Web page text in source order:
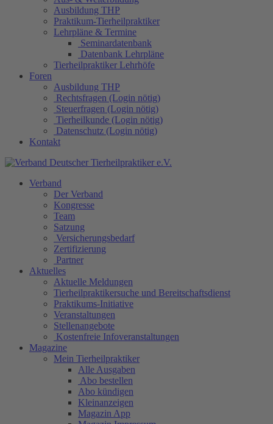
Ausbildung THP
Praktikum-Tierheilpraktiker
Lehrpläne & Termine
Seminardatenbank
Datenbank Lehrpläne
Tierheilpraktiker Lehrhöfe
Foren
Ausbildung THP
Rechtsfragen (Login nötig)
Steuerfragen (Login nötig)
Tierheilkunde (Login nötig)
Datenschutz (Login nötig)
Kontakt
Verband
Der Verband
Kongresse
Team
Satzung
Versicherungsbedarf
Zertifizierung
Partner
Aktuelles
Aktuelle Meldungen
Tierheilpraktikersuche und Bereitschaftsdienst
Praktikums-Initiative
Veranstaltungen
Stellenangebote
Kostenfreie Infoveranstaltungen
Magazine
Mein Tierheilpraktiker
Alle Ausgaben
Abo bestellen
Abo kündigen
Kleinanzeigen
Magazin App